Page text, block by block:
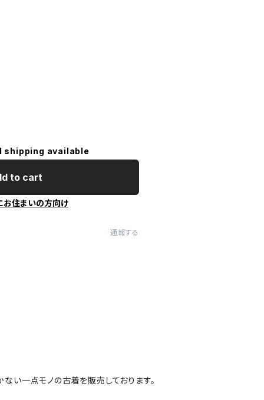
shipping available
to cart
お住まいの方向け
通報する
い一点モノの古着を販売しております。